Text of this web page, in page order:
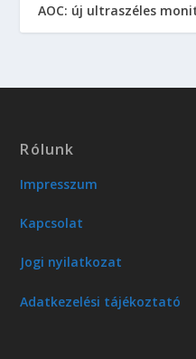
AOC: új ultraszéles
Rólunk
Impresszum
Kapcsolat
Jogi nyilatkozat
Adatkezelési tájékoztató